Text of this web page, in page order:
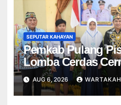
SEPUTAR KAHAYAN
Pemkab Pulang
Lomba Cerdas
Pelajar
AUG 6, 2026